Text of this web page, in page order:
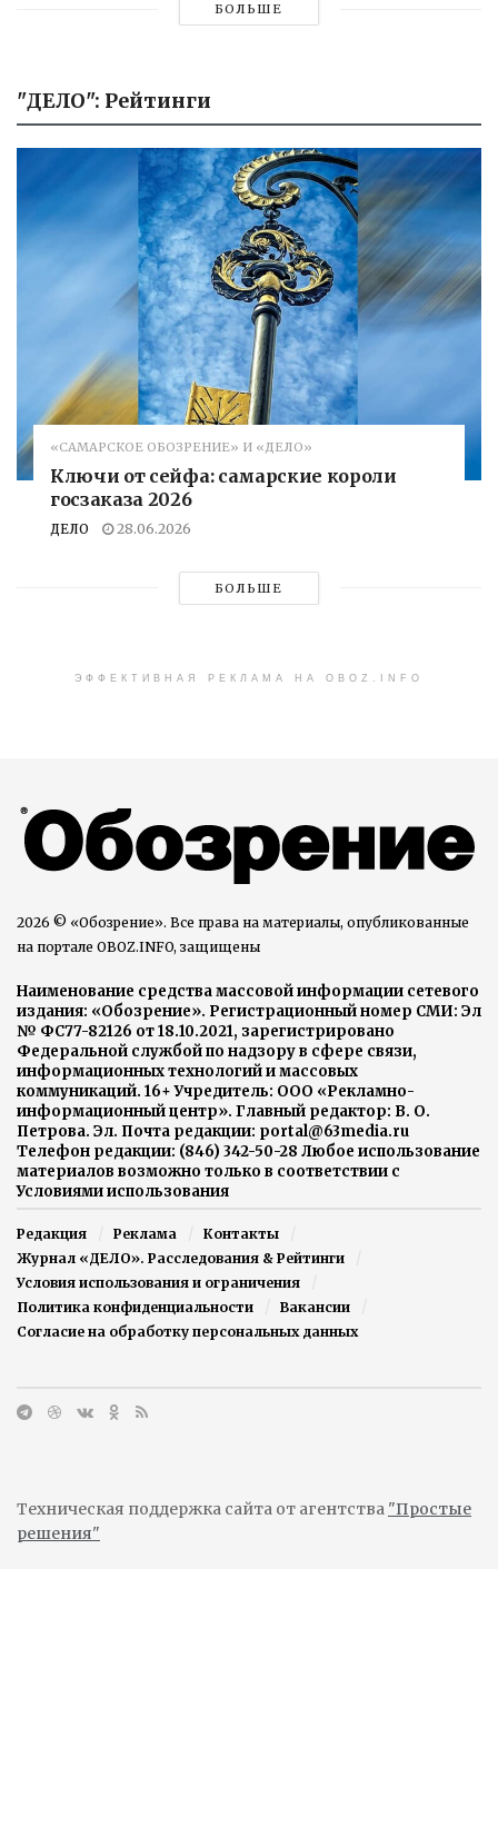
БОЛЬШЕ
"ДЕЛО": Рейтинги
«САМАРСКОЕ ОБОЗРЕНИЕ» И «ДЕЛО»
Ключи от сейфа: самарские короли
госзаказа 2026
ДЕЛО 28.06.2026
БОЛЬШЕ
ЭФФЕКТИВНАЯ РЕКЛАМА НА OBOZ.INFO
2026 © «Обозрение». Все права на материалы, опубликованные
на портале OBOZ.INFO, защищены
Наименование средства массовой информации сетевого
издания: «Обозрение». Регистрационный номер СМИ: Эл
№ ФС77-82126 от 18.10.2021, зарегистрировано
Федеральной службой по надзору в сфере связи,
информационных технологий и массовых
коммуникаций. 16+ Учредитель: ООО «Рекламно-
информационный центр». Главный редактор: В. О.
Петрова. Эл. Почта редакции: portal@63media.ru
Телефон редакции: (846) 342-50-28 Любое использование
материалов возможно только в соответствии с
Условиями использования
Редакция Реклама
Контакты
Журнал «ДЕЛО». Расследования & Рейтинги
Условия использования и ограничения
Политика конфиденциальности
Вакансии
Согласие на обработку персональных данных
Техническая поддержка сайта от агентства "Простые
решения"